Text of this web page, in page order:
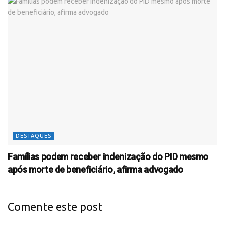
DESTAQUES
Famílias podem receber indenização do PID mesmo
após morte de beneficiário, afirma advogado
Comente este post